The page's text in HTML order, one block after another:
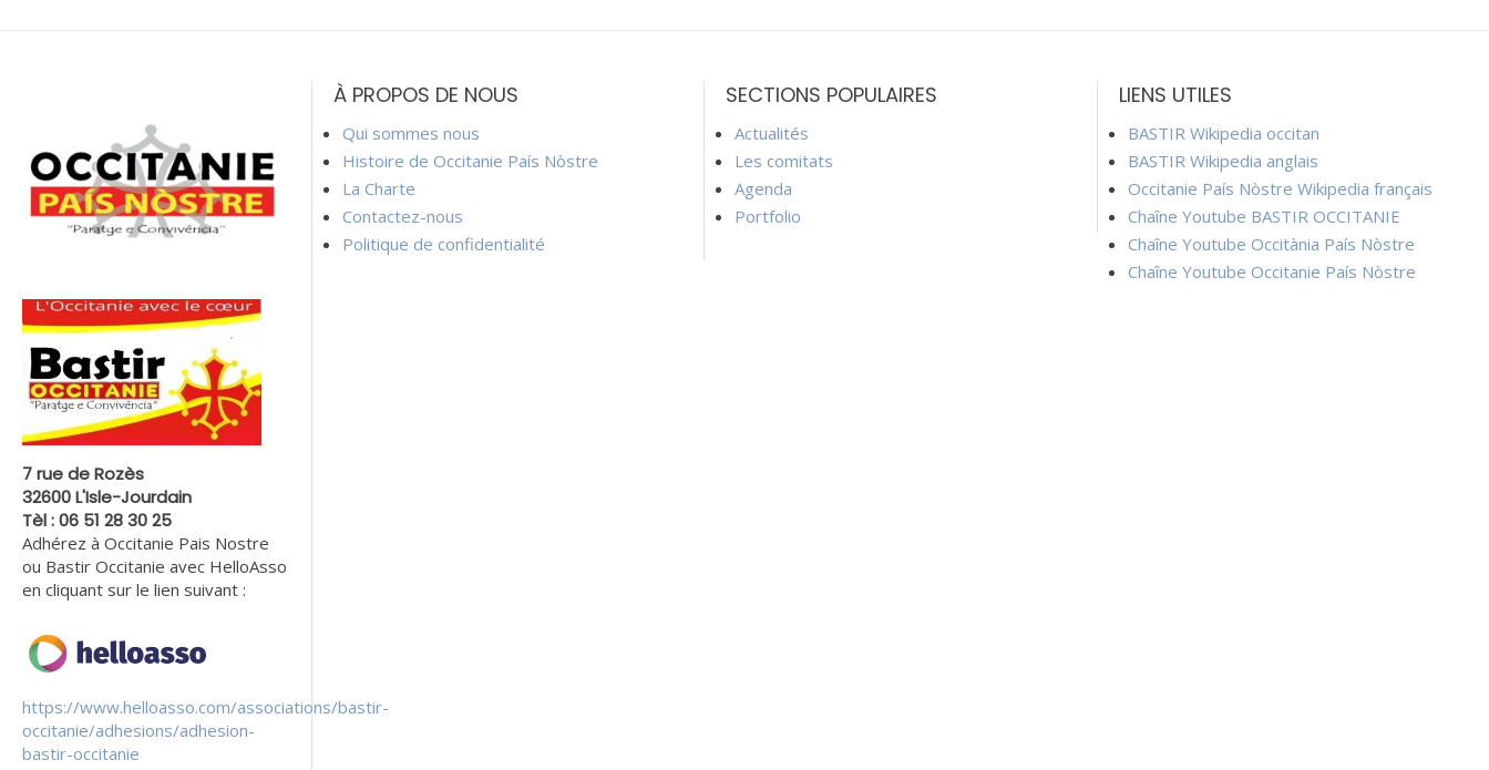
7 rue de Rozès
32600 L'Isle-Jourdain
Tèl : 06 51 28 30 25
Adhérez à Occitanie Pais Nostre
ou Bastir Occitanie avec HelloAsso
en cliquant sur le lien suivant :
https://www.helloasso.com/associations/bastir-
occitanie/adhesions/adhesion-
bastir-occitanie
À PROPOS DE NOUS
Qui sommes nous
Histoire de Occitanie País Nòstre
La Charte
Contactez-nous
Politique de confidentialité
SECTIONS POPULAIRES
Actualités
Les comitats
Agenda
Portfolio
LIENS UTILES
BASTIR Wikipedia occitan
BASTIR Wikipedia anglais
Occitanie País Nòstre Wikipedia français
Chaîne Youtube BASTIR OCCITANIE
Chaîne Youtube Occitània País Nòstre
Chaîne Youtube Occitanie País Nòstre